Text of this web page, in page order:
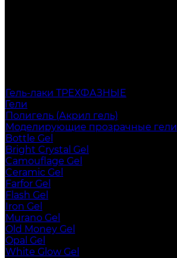
Гель-лаки ТРЕХФАЗНЫЕ
Гели
Полигель (Акрил гель)
Моделирующие прозрачные гели
Bottle Gel
Bright Crystal Gel
Camouflage Gel
Ceramic Gel
Farfor Gel
Flash Gel
Iron Gel
Murano Gel
Old Money Gel
Opal Gel
White Glow Gel